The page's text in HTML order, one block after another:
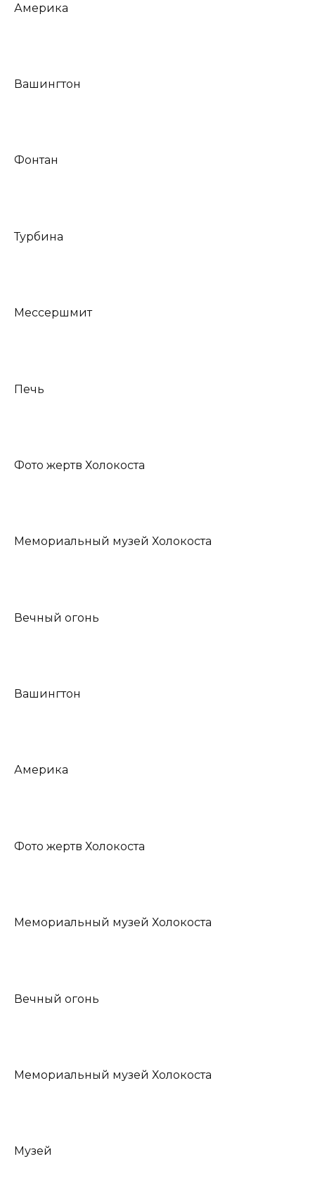
Америка
Вашингтон
Фонтан
Турбина
Мессершмит
Печь
Фото жертв Холокоста
Мемориальный музей Холокоста
Вечный огонь
Вашингтон
Америка
Фото жертв Холокоста
Мемориальный музей Холокоста
Вечный огонь
Мемориальный музей Холокоста
Музей